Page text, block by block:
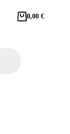
0,00€